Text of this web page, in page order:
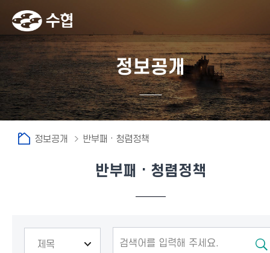
정보공개
정보공개 반부패 · 청렴정책
반부패 · 청렴정책